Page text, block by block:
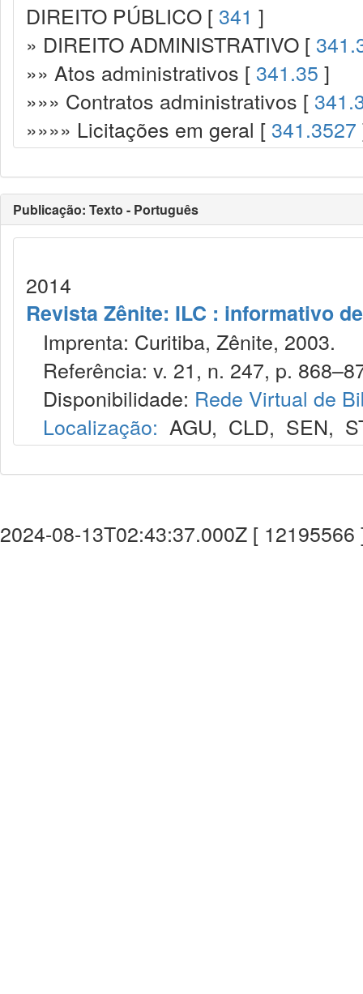
DIREITO PÚBLICO [ 341 ]
» DIREITO ADMINISTRATIVO [
»» Atos administrativos [ 341.35 ]
»»» Contratos administrativos [
»»»» Licitações em geral [ 341.3527
Publicação: Texto - Português
2014
Revista Zênite: ILC : informativo
Imprenta: Curitiba, Zênite, 2003.
Referência: v. 21, n. 247, p.
Disponibilidade: Rede Virtual de
Localização: AGU, CLD, SEN,
2024-08-13T02:43:37.000Z [ 12195566